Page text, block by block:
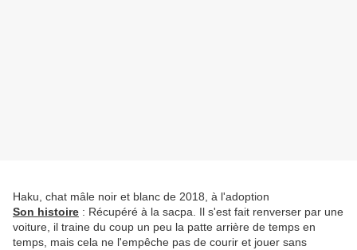
Haku, chat mâle noir et blanc de 2018, à l'adoption
Son histoire : Récupéré à la sacpa. Il s'est fait renverser par une
voiture, il traine du coup un peu la patte arrière de temps en
temps, mais cela ne l'empêche pas de courir et jouer sans